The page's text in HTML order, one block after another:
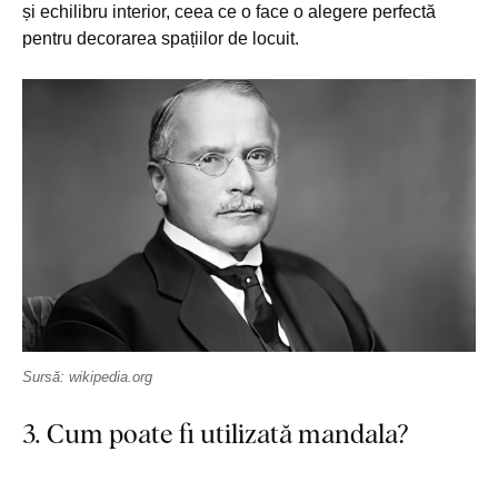
și echilibru interior, ceea ce o face o alegere perfectă
pentru decorarea spațiilor de locuit.
Sursă: wikipedia.org
3. Cum poate fi utilizată mandala?